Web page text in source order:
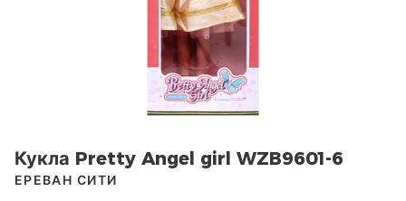
Кукла Pretty Angel girl WZB9601-6
ЕРЕВАН СИТИ